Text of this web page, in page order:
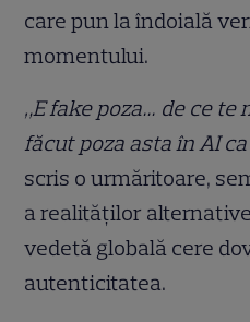
care pun la îndoială
momentului.
„E fake poza… de ce
făcut poza asta în AI ca
scris o urmăritoare,
a realităților
vedetă globală cere
autenticitatea.